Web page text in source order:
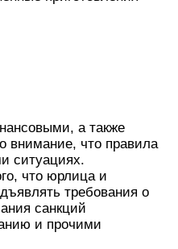
а также
внимание, что правила
ситуациях.
что юрлица и
требования о
санкций
и прочими